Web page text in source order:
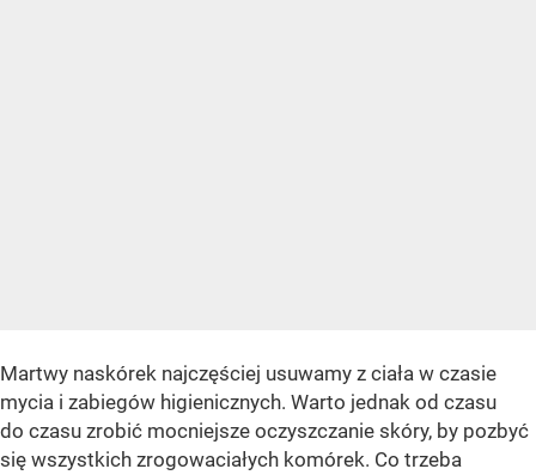
Martwy naskórek najczęściej usuwamy z ciała w czasie
mycia i zabiegów higienicznych. Warto jednak od czasu
do czasu zrobić mocniejsze oczyszczanie skóry, by pozbyć
się wszystkich zrogowaciałych komórek. Co trzeba